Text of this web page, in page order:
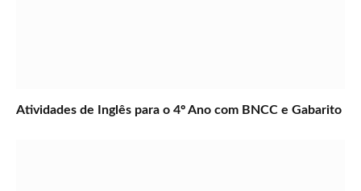
Atividades de Inglês para o 4º Ano com BNCC e Gabarito